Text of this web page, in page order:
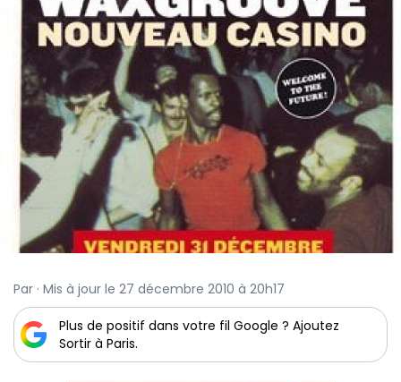
Par · Mis à jour le 27 décembre 2010 à 20h17
Plus de positif dans votre fil Google ? Ajoutez
Sortir à Paris.